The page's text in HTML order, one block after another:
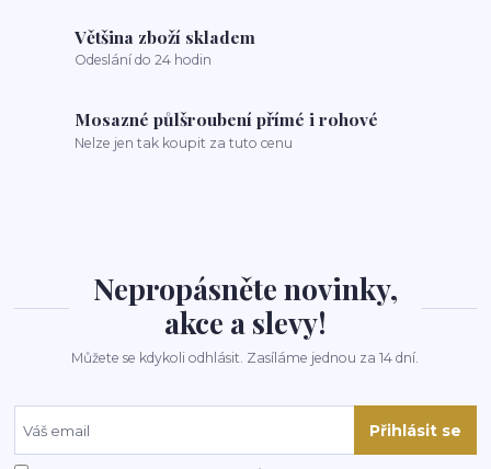
Většina zboží skladem
Odeslání do 24 hodin
Mosazné půlšroubení přímé i rohové
Nelze jen tak koupit za tuto cenu
Nepropásněte novinky,
akce a slevy!
Můžete se kdykoli odhlásit. Zasíláme jednou za 14 dní.
Přihlásit se